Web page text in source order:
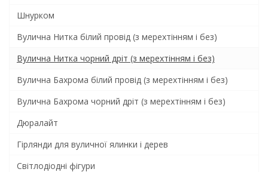
Шнурком
Вулична Нитка білий провід (з мерехтінням і без)
Вулична Нитка чорний дріт (з мерехтінням і без)
Вулична Бахрома білий провід (з мерехтінням і без)
Вулична Бахрома чорний дріт (з мерехтінням і без)
Дюралайт
Гірлянди для вуличної ялинки і дерев
Світлодіодні фігури